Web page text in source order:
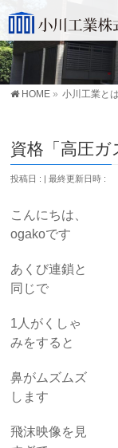
HOME » 小川工業とは
資格「高圧ガ
投稿日 : 最終更新日時 :
こんにちは、
ogakoです
あくび連鎖と
同じで
1人がくしゃ
みをすると
鼻がムズムズ
します
飛沫映像を見